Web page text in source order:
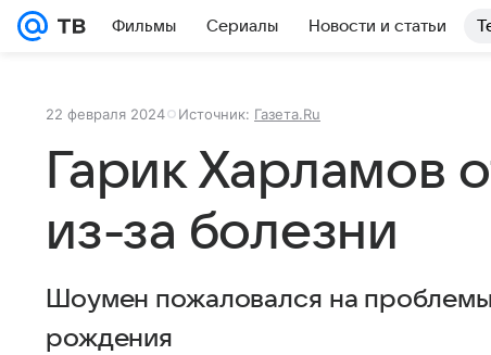
Фильмы Сериалы Новости и статьи
22 февраля 2024 Источник: Газета.Ru
Гарик Харламов
из-за болезни
Шоумен пожаловался на
рождения